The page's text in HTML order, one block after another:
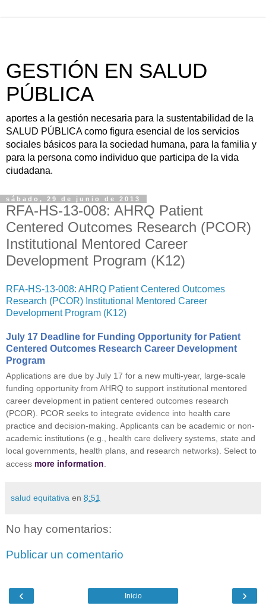
GESTIÓN EN SALUD
PÚBLICA
aportes a la gestión necesaria para la sustentabilidad de la
SALUD PÚBLICA como figura esencial de los servicios
sociales básicos para la sociedad humana, para la familia y
para la persona como individuo que participa de la vida
ciudadana.
sábado, 29 de junio de 2013
RFA-HS-13-008: AHRQ Patient
Centered Outcomes Research (PCOR)
Institutional Mentored Career
Development Program (K12)
RFA-HS-13-008: AHRQ Patient Centered Outcomes
Research (PCOR) Institutional Mentored Career
Development Program (K12)
July 17 Deadline for Funding Opportunity for Patient
Centered Outcomes Research Career Development
Program
Applications are due by July 17 for a new multi-year, large-scale
funding opportunity from AHRQ to support institutional mentored
career development in patient centered outcomes research
(PCOR). PCOR seeks to integrate evidence into health care
practice and decision-making. Applicants can be academic or non-
academic institutions (e.g., health care delivery systems, state and
local governments, health plans, and research networks). Select to
access more information
salud equitativa en 8:51
No hay comentarios:
Publicar un comentario
‹ ›
Inicio